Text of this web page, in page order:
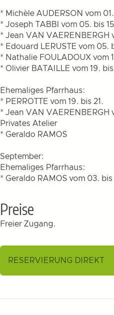
* Michèle AUDERSON vom
* Joseph TABBI vom 05. bis
* Jean VAN VAERENBERGH
* Edouard LERUSTE vom 05.
* Nathalie FOULADOUX vom
* Olivier BATAILLE vom 19.
Ehemaliges Pfarrhaus:
* PERROTTE vom 19. bis 21.
* Jean VAN VAERENBERGH
Privates Atelier
* Geraldo RAMOS
September:
Ehemaliges Pfarrhaus:
* Geraldo RAMOS vom 03. bis
Preise
Freier Zugang.
RESERVIERUNG DIREKT